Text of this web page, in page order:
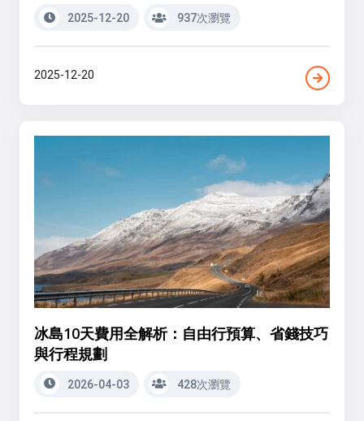
2025-12-20 937次瀏覽
2025-12-20
冰島10天費用全解析：自由行預算、省錢技巧
與行程規劃
2026-04-03 428次瀏覽